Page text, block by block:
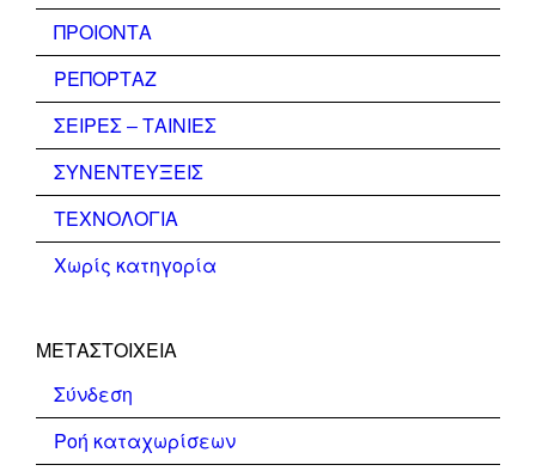
ΠΡΟΙΟΝΤΑ
ΡΕΠΟΡΤΑΖ
ΣΕΙΡΕΣ – ΤΑΙΝΙΕΣ
ΣΥΝΕΝΤΕΥΞΕΙΣ
ΤΕΧΝΟΛΟΓΙΑ
Χωρίς κατηγορία
ΜΕΤΑΣΤΟΙΧΕΊΑ
Σύνδεση
Ροή καταχωρίσεων